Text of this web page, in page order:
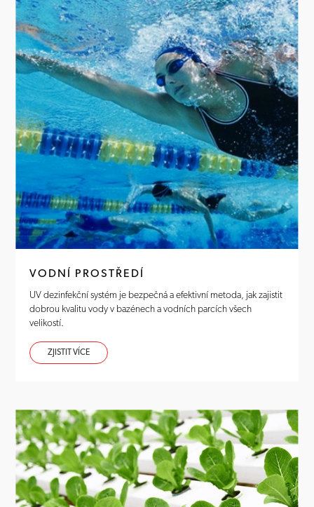
VODNÍ PROSTŘEDÍ
UV dezinfekční systém je bezpečná a efektivní metoda, jak zajistit
dobrou kvalitu vody v bazénech a vodních parcích všech
velikostí.
ZJISTIT VÍCE